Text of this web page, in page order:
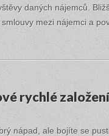
daných nájemců.
mezi nájemci a
rychlé
nápad, ale bojíte se